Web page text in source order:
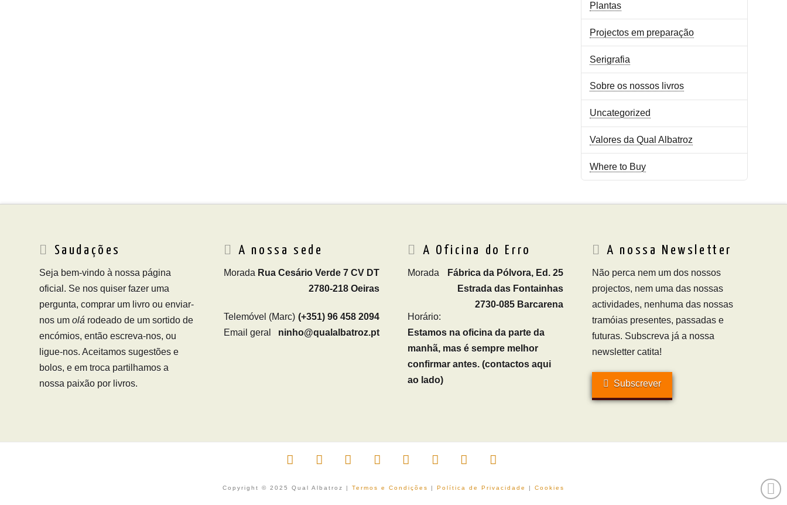
Plantas
Projectos em preparação
Serigrafia
Sobre os nossos livros
Uncategorized
Valores da Qual Albatroz
Where to Buy
Saudações
Seja bem-vindo à nossa página
oficial. Se nos quiser fazer uma
pergunta, comprar um livro ou enviar-
nos umolá rodeado de um sortido de
encómios, então escreva-nos, ou
ligue-nos. Aceitamos sugestões e
bolos, e em troca partilhamos a
nossa paixão por livros.
A nossa sede
Morada Rua Cesário Verde 7 CV DT
2780-218 Oeiras
Telemóvel (Marc) (+351) 96 458 2094
Email geral
ninho@qualalbatroz.pt
A Oficina do Erro
Morada
Fábrica da Pólvora, Ed. 25
Estrada das Fontainhas
2730-085 Barcarena
Horário:
Estamos na oficina da parte da
manhã, mas é sempre melhor
confirmar antes. (contactos aqui
ao lado)
A nossa Newsletter
Não perca nem um dos nossos
projectos, nem uma das nossas
actividades, nenhuma das nossas
tramóias presentes, passadas e
futuras. Subscreva já a nossa
newsletter catita!
Subscrever
Copyright © 2025 Qual Albatroz | Termos e Condições | Política de Privacidade | Cookies